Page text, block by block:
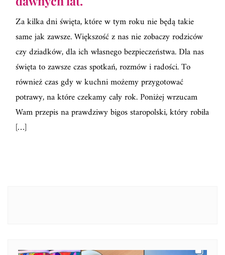
Za kilka dni święta, które w tym roku nie będą takie
same jak zawsze. Większość z nas nie zobaczy rodziców
czy dziadków, dla ich własnego bezpieczeństwa. Dla nas
święta to zawsze czas spotkań, rozmów i radości. To
również czas gdy w kuchni możemy przygotować
potrawy, na które czekamy cały rok. Poniżej wrzucam
Wam przepis na prawdziwy bigos staropolski, który robiła
[…]